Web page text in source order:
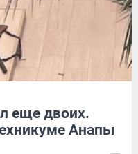
еще двоих.
Анапы